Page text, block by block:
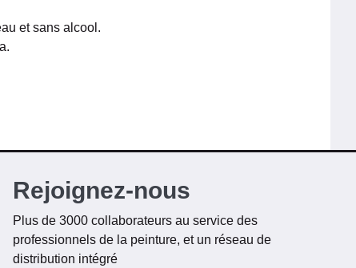
et sans alcool.
Rejoignez-nous
Plus de 3000 collaborateurs au service des
professionnels de la peinture, et un réseau de
distribution intégré